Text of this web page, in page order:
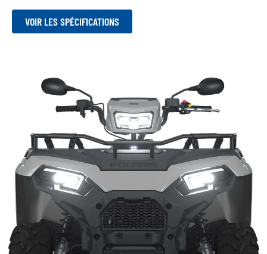
VOIR LES SPÉCIFICATIONS